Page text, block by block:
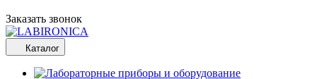
Заказать звонок
Каталог